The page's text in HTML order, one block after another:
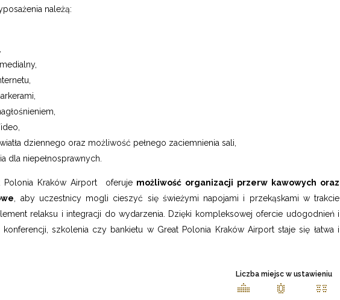
należą:
dziennego oraz możliwość pełnego zaciemnienia sali,
dla niepełnosprawnych.
Polonia Kraków Airport oferuje możliwość organizacji przerw kawowych oraz
, aby uczestnicy mogli cieszyć się świeżymi napojami i przekąskami w trakcie
relaksu i integracji do wydarzenia. Dzięki kompleksowej ofercie udogodnień i
konferencji, szkolenia czy bankietu w Great Polonia Kraków Airport staje się łatwa i
Liczba miejsc w ustawieniu